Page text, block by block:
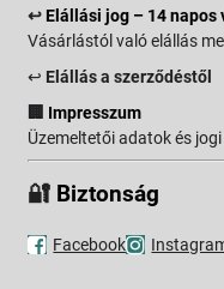
↩️Elállási jog – 14 napos
Vásárlástól való elállás
↩️ Elállás a szerződéstől
Impresszum
Üzemeltetői adatok és
🔐 Biztonság
Facebook